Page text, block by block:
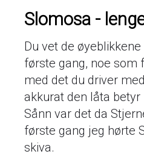
Slomosa -
Du vet de
første gang, noe som
med det du driver
akkurat den låta betyr
Sånn var det da
første gang jeg hørte
skiva.